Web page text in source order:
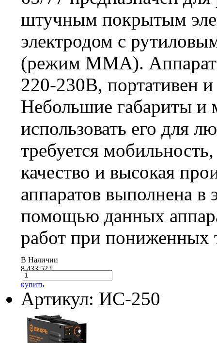
штучным покрытым
электродом с
(режим ММА). Аппарат
220-230В, портативен
Небольшие габариты и
использовать его для
требуется
качество и высокая
аппаратов выполнена
помощью данных
работ при пониженных
В Наличии
8 433.52i
купить
Артикул: ИС-250